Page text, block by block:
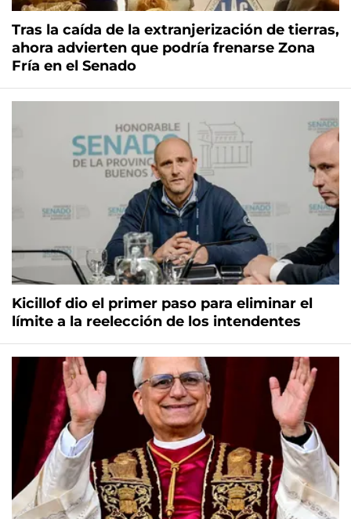
Tras la caída de la extranjerización de tierras,
ahora advierten que podría frenarse Zona
Fría en el Senado
Kicillof dio el primer paso para eliminar el
límite a la reelección de los intendentes